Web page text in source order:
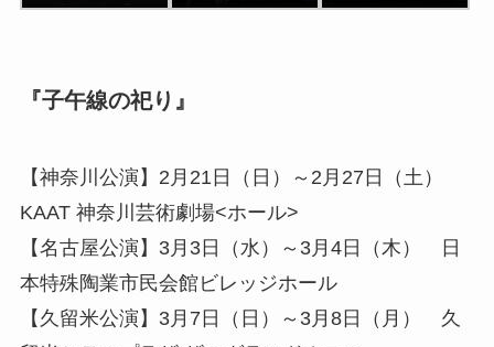
『子午線の祀り』
【神奈川公演】2月21日（日）～2月27日（土）
KAAT 神奈川芸術劇場<ホール>
【名古屋公演】3月3日（水）～3月4日（木） 日
本特殊陶業市民会館ビレッジホール
【久留米公演】3月7日（日）～3月8日（月） 久